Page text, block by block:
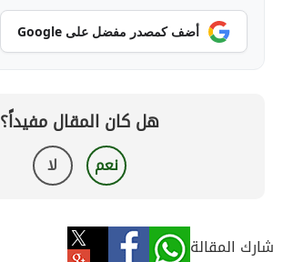
أضف كمصدر مفضل على Google
هل كان المقال مفيداً؟
نعم لا
شارك المقالة